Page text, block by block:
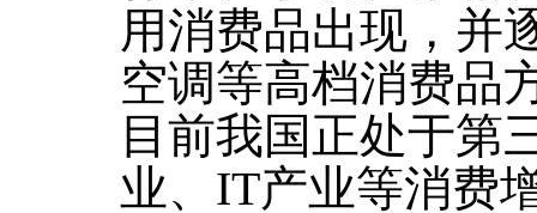
用消费品出现，并
空调等高档消费品
目前我国正处于第
业、IT产业等消费